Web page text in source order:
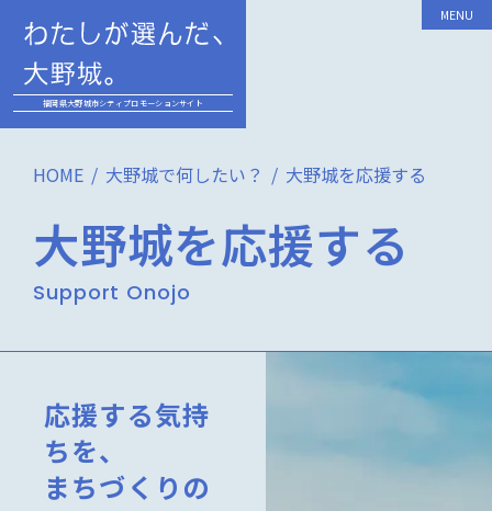
福岡県大野城市シティプロモーションサイト
MENU
HOME 大野城で何したい？ 大野城を応援する
大野城を応援する
Support Onojo
応援する気持
ちを、
まちづくりの